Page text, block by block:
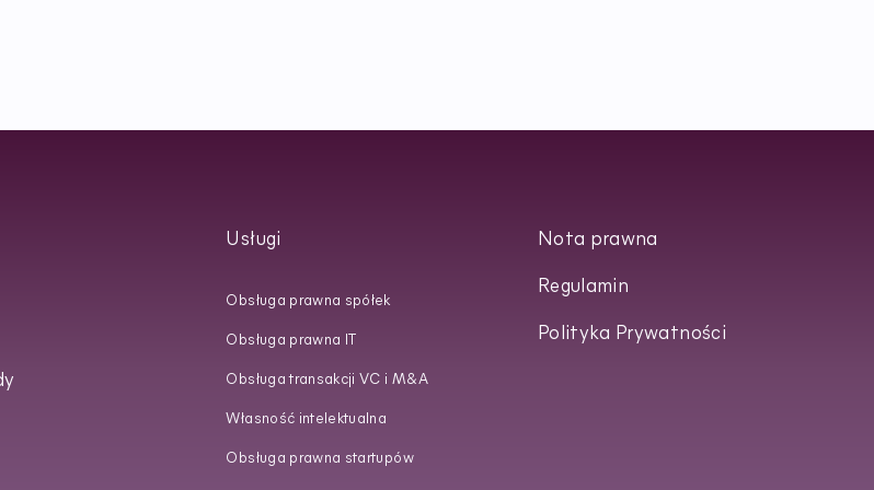
Usługi
Obsługa prawna spółek
Obsługa prawna IT
Obsługa transakcji VC i M&A
Własność intelektualna
Obsługa prawna startupów
Nota prawna
Regulamin
Polityka Prywatności